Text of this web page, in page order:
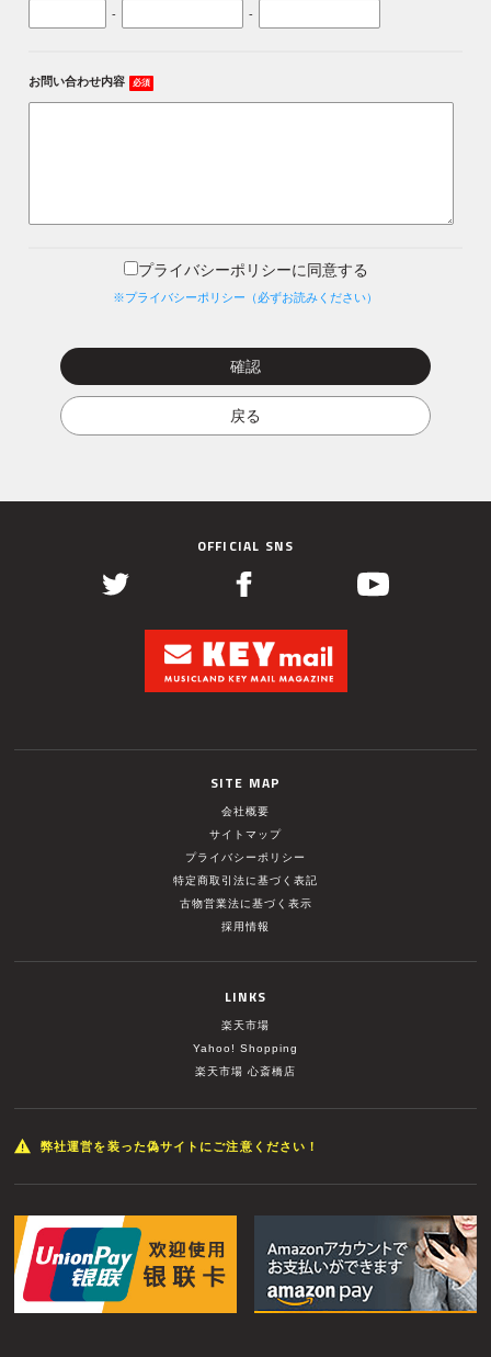
- -
お問い合わせ内容 必須
プライバシーポリシーに同意する
※プライバシーポリシー（必ずお読みください）
OFFICIAL SNS
SITE MAP
会社概要
サイトマップ
プライバシーポリシー
特定商取引法に基づく表記
古物営業法に基づく表示
採用情報
LINKS
楽天市場
Yahoo! Shopping
楽天市場 心斎橋店
弊社運営を装った偽サイトにご注意ください！